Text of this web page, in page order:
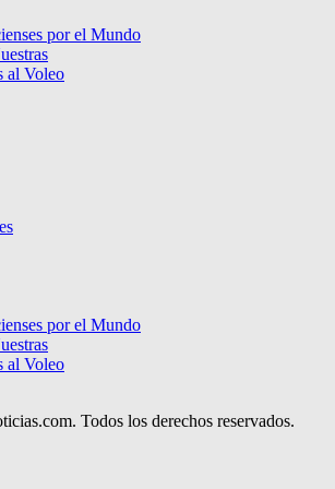
por el Mundo
al Voleo
por el Mundo
al Voleo
Todos los derechos reservados.